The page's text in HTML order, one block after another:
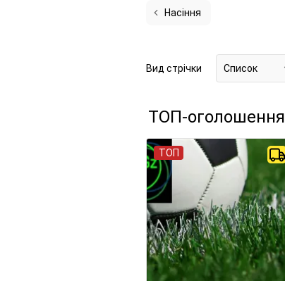
Насіння
Вид стрічки Список
ТОП-оголошення
ТОП